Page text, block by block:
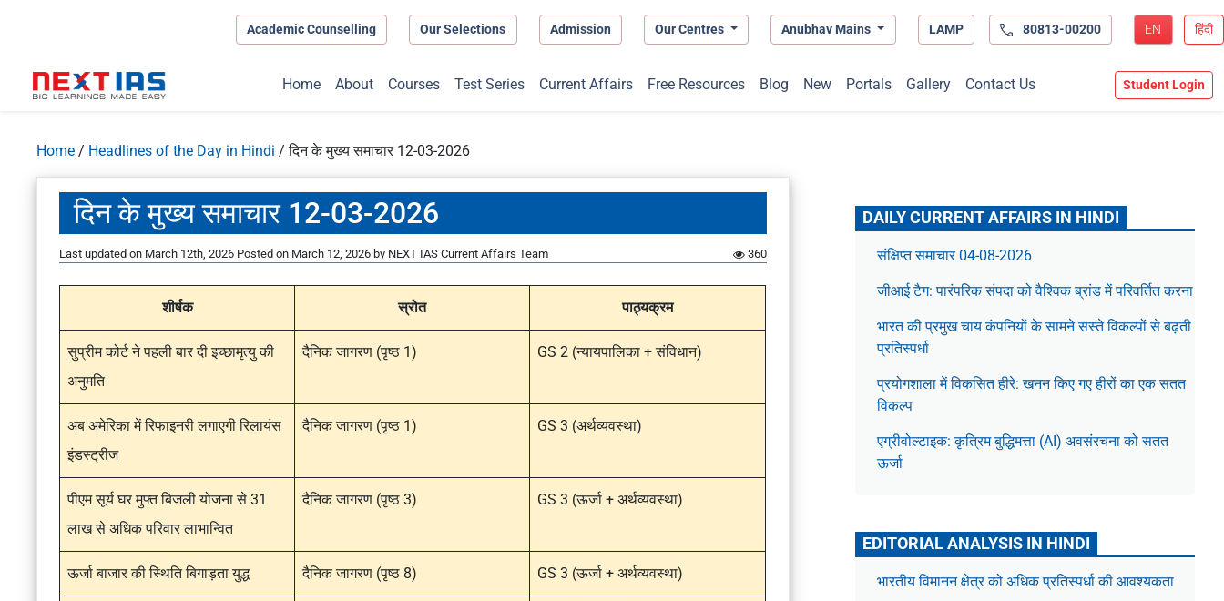
Academic Counselling Our Selections Admission Our Centres Anubhav Mains LAMP 80813-00200 EN हिंदी
Home About Courses Test Series Current Affairs Free Resources Blog New Portals Gallery Contact Us Student Login
Home / Headlines of the Day in Hindi /दिन के मुख्य समाचार 12-03-2026
दिन के मुख्य समाचार 12-03-2026
Last updated on March 12th, 2026 Posted on March 12, 2026 by NEXT IAS Current Affairs Team 360
शीर्षक स्रोत पाठ्यक्रम
सुप्रीम कोर्ट ने पहली बार दी इच्छामृत्यु की
अनुमति
दैनिक जागरण (पृष्ठ 1) GS 2 (न्यायपालिका + संविधान)
अब अमेरिका में रिफाइनरी लगाएगी रिलायंस
इंडस्ट्रीज
दैनिक जागरण (पृष्ठ 1) GS 3 (अर्थव्यवस्था)
पीएम सूर्य घर मुफ्त बिजली योजना से 31
लाख से अधिक परिवार लाभान्वित
दैनिक जागरण (पृष्ठ 3) GS 3 (ऊर्जा + अर्थव्यवस्था)
ऊर्जा बाजार की स्थिति बिगाड़ता युद्ध दैनिक जागरण (पृष्ठ 8) GS 3 (ऊर्जा + अर्थव्यवस्था)
DAILY CURRENT AFFAIRS IN HINDI
संक्षिप्त समाचार 04-08-2026
जीआई टैग: पारंपरिक संपदा को वैश्विक ब्रांड में परिवर्तित करना
भारत की प्रमुख चाय कंपनियों के सामने सस्ते विकल्पों से बढ़ती
प्रतिस्पर्धा
प्रयोगशाला में विकसित हीरे: खनन किए गए हीरों का एक सतत
विकल्प
एग्रीवोल्टाइक: कृत्रिम बुद्धिमत्ता (AI) अवसंरचना को सतत
ऊर्जा
EDITORIAL ANALYSIS IN HINDI
भारतीय विमानन क्षेत्र को अधिक प्रतिस्पर्धा की आवश्यकता